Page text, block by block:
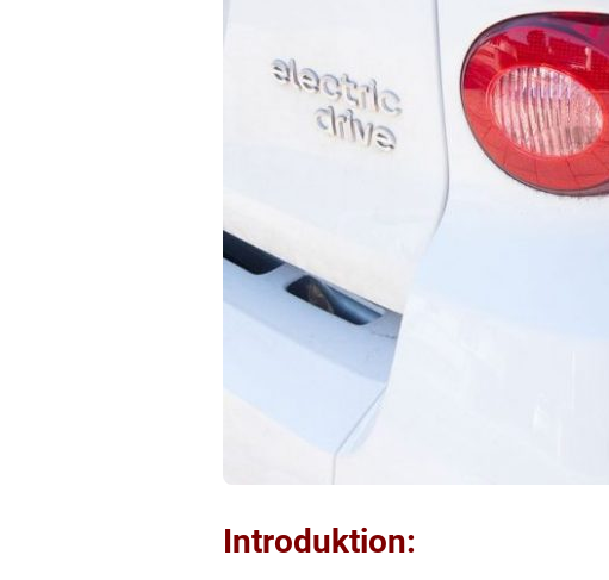
Introduktion: